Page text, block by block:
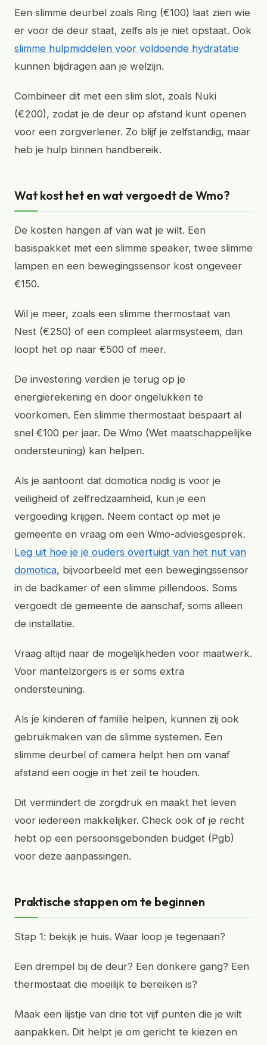
Een slimme deurbel zoals Ring (€100) laat zien wie
er voor de deur staat, zelfs als je niet opstaat. Ook
slimme hulpmiddelen voor voldoende hydratatie
kunnen bijdragen aan je welzijn.
Combineer dit met een slim slot, zoals Nuki
(€200), zodat je de deur op afstand kunt openen
voor een zorgverlener. Zo blijf je zelfstandig, maar
heb je hulp binnen handbereik.
Wat kost het en wat vergoedt de Wmo?
De kosten hangen af van wat je wilt. Een
basispakket met een slimme speaker, twee slimme
lampen en een bewegingssensor kost ongeveer
€150.
Wil je meer, zoals een slimme thermostaat van
Nest (€250) of een compleet alarmsysteem, dan
loopt het op naar €500 of meer.
De investering verdien je terug op je
energierekening en door ongelukken te
voorkomen. Een slimme thermostaat bespaart al
snel €100 per jaar. De Wmo (Wet maatschappelijke
ondersteuning) kan helpen.
Als je aantoont dat domotica nodig is voor je
veiligheid of zelfredzaamheid, kun je een
vergoeding krijgen. Neem contact op met je
gemeente en vraag om een Wmo-adviesgesprek.
Leg uit hoe je je ouders overtuigt van het nut van
domotica, bijvoorbeeld met een bewegingssensor
in de badkamer of een slimme pillendoos. Soms
vergoedt de gemeente de aanschaf, soms alleen
de installatie.
Vraag altijd naar de mogelijkheden voor maatwerk.
Voor mantelzorgers is er soms extra
ondersteuning.
Als je kinderen of familie helpen, kunnen zij ook
gebruikmaken van de slimme systemen. Een
slimme deurbel of camera helpt hen om vanaf
afstand een oogje in het zeil te houden.
Dit vermindert de zorgdruk en maakt het leven
voor iedereen makkelijker. Check ook of je recht
hebt op een persoonsgebonden budget (Pgb)
voor deze aanpassingen.
Praktische stappen om te beginnen
Stap 1: bekijk je huis. Waar loop je tegenaan?
Een drempel bij de deur? Een donkere gang? Een
thermostaat die moeilijk te bereiken is?
Maak een lijstje van drie tot vijf punten die je wilt
aanpakken. Dit helpt je om gericht te kiezen en